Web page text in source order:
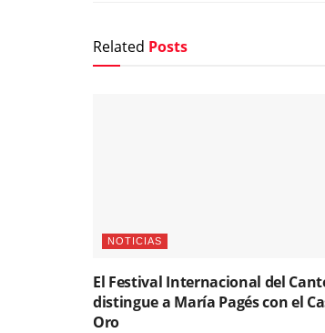
Related Posts
NOTICIAS
El Festival Internacional del
distingue a María Pagés con el
Oro